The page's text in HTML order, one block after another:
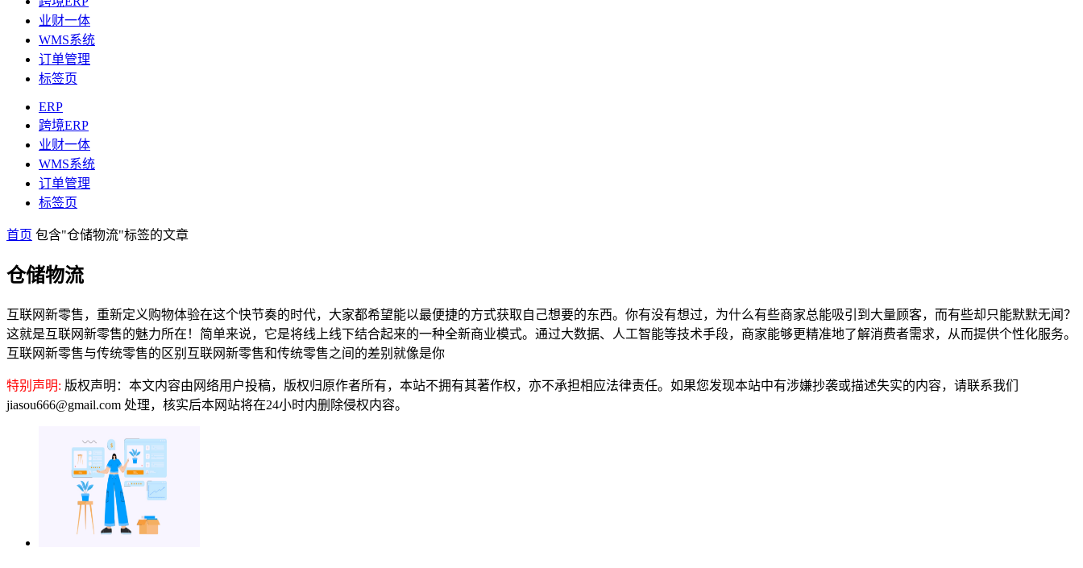
业财一体
WMS系统
订单管理
标签页
ERP
跨境ERP
业财一体
WMS系统
订单管理
标签页
首页 包含"仓储物流"标签的文章
仓储物流
互联网新零售，重新定义购物体验在这个快节奏的时代，大家都希望能以最便捷的方式获取自己想要的东西。你有没有想过，为什么有些商家总能吸引到大量顾客，而有些却只能默默无闻？
这就是互联网新零售的魅力所在！简单来说，它是将线上线下结合起来的一种全新商业模式。通过大数据、人工智能等技术手段，商家能够更精准地了解消费者需求，从而提供个性化服务。
互联网新零售与传统零售的区别互联网新零售和传统零售之间的差别就像是你
特别声明: 版权声明：本文内容由网络用户投稿，版权归原作者所有，本站不拥有其著作权，亦不承担相应法律责任。如果您发现本站中有涉嫌抄袭或描述失实的内容，请联系我们
jiasou666@gmail.com 处理，核实后本网站将在24小时内删除侵权内容。